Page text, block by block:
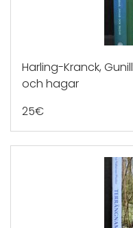
Harling-Kranck,
och hagar
25€